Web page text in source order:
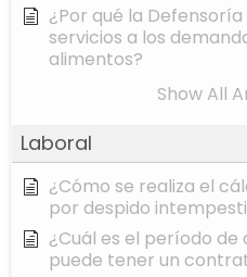
¿Por qué la
servicios a los
alimentos?
Show All
Laboral
¿Cómo se realiza el
por despido
¿Cuál es el período
puede tener un